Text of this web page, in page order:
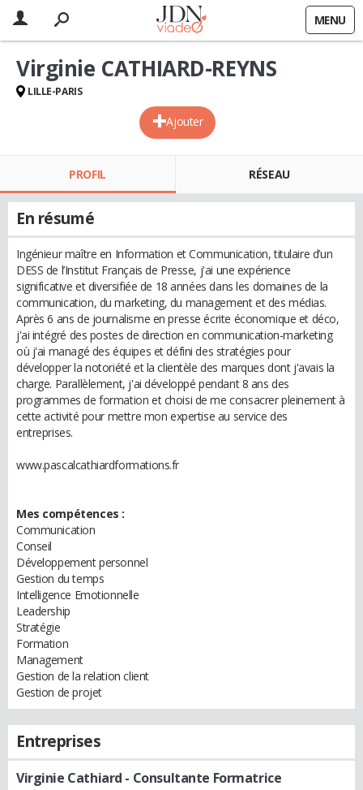
MENU
Ajouter
Virginie CATHIARD-REYNS
LILLE-PARIS
PROFIL RÉSEAU
En résumé
Ingénieur maître en Information et Communication, titulaire d’un
DESS de l’Institut Français de Presse, j'ai une expérience
significative et diversifiée de 18 années dans les domaines de la
communication, du marketing, du management et des médias.
Après 6 ans de journalisme en presse écrite économique et déco,
j'ai intégré des postes de direction en communication-marketing
où j'ai managé des équipes et défini des stratégies pour
développer la notoriété et la clientèle des marques dont j'avais la
charge. Parallèlement, j'ai développé pendant 8 ans des
programmes de formation et choisi de me consacrer pleinement à
cette activité pour mettre mon expertise au service des
entreprises.
www.pascalcathiardformations.fr
Mes compétences :
Communication
Conseil
Développement personnel
Gestion du temps
Intelligence Emotionnelle
Leadership
Stratégie
Formation
Management
Gestion de la relation client
Gestion de projet
Entreprises
Virginie Cathiard - Consultante Formatrice